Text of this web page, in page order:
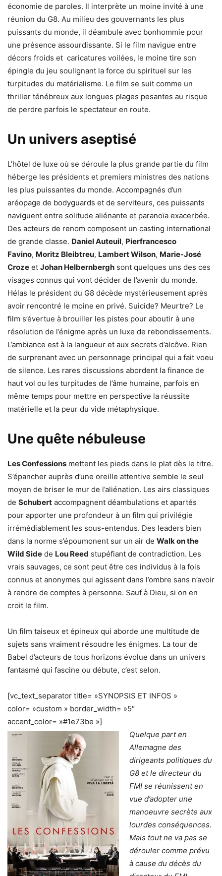
économie de paroles. Il interprète un moine invité à une
réunion du G8. Au milieu des gouvernants les plus
puissants du monde, il déambule avec bonhommie pour
une présence assourdissante. Si le film navigue entre
décors froids et caricatures voilées, le moine tire son
épingle du jeu soulignant la force du spirituel sur les
turpitudes du matérialisme. Le film se suit comme un
thriller ténébreux aux longues plages pesantes au risque
de perdre parfois le spectateur en route.
Un univers aseptisé
L’hôtel de luxe où se déroule la plus grande partie du film
héberge les présidents et premiers ministres des nations
les plus puissantes du monde. Accompagnés d’un
aréopage de bodyguards et de serviteurs, ces puissants
naviguent entre solitude aliénante et paranoïa exacerbée.
Des acteurs de renom composent un casting international
de grande classe. Daniel Auteuil, Pierfrancesco
Favino, Moritz Bleibtreu, Lambert Wilson, Marie-José
Croze et Johan Helbernbergh sont quelques uns des ces
visages connus qui vont décider de l’avenir du monde.
Hélas le président du G8 décède mystérieusement après
avoir rencontré le moine en privé. Suicide? Meurtre? Le
film s’évertue à brouiller les pistes pour aboutir à une
résolution de l’énigme après un luxe de rebondissements.
L’ambiance est à la langueur et aux secrets d’alcôve. Rien
de surprenant avec un personnage principal qui a fait voeu
de silence. Les rares discussions abordent la finance de
haut vol ou les turpitudes de l’âme humaine, parfois en
même temps pour mettre en perspective la réussite
matérielle et la peur du vide métaphysique.
Une quête nébuleuse
Les Confessions mettent les pieds dans le plat dès le titre.
S’épancher auprès d’une oreille attentive semble le seul
moyen de briser le mur de l’aliénation. Les airs classiques
de Schubert accompagnent déambulations et apartés
pour apporter une profondeur à un film qui privilégie
irrémédiablement les sous-entendus. Des leaders bien
dans la norme s’époumonent sur un air de Walk on the
Wild Side de Lou Reed stupéfiant de contradiction. Les
vrais sauvages, ce sont peut être ces individus à la fois
connus et anonymes qui agissent dans l’ombre sans n’avoir
à rendre de comptes à personne. Sauf à Dieu, si on en
croit le film.
Un film taiseux et épineux qui aborde une multitude de
sujets sans vraiment résoudre les énigmes. La tour de
Babel d’acteurs de tous horizons évolue dans un univers
fantasmé qui fascine ou débute, c’est selon.
[vc_text_separator title= »SYNOPSIS ET INFOS »
color= »custom » border_width= »5″
accent_color= »#1e73be »]
Quelque part en
Allemagne des
dirigeants politiques du
G8 et le directeur du
FMI se réunissent en
vue d’adopter une
manoeuvre secrète aux
lourdes conséquences.
Mais tout ne va pas se
dérouler comme prévu
à cause du décès du